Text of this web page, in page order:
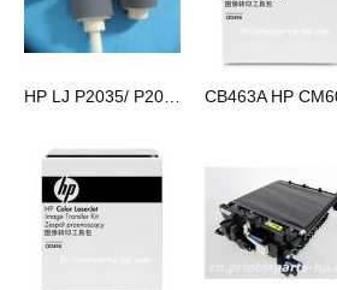
HP LJ P2035/ P2055/ M401 T2的搓新原装